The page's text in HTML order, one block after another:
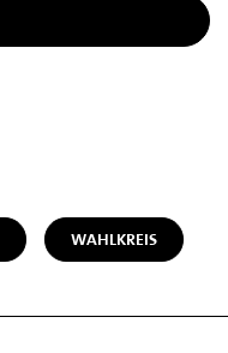
WAHLKREIS